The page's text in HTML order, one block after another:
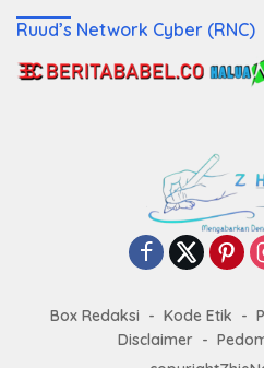
Ruud’s Network Cyber (RNC)
Box Redaksi Kode Etik
Disclaimer